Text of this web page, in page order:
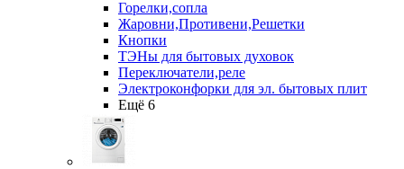
Горелки,сопла
Жаровни,Противени,Решетки
Кнопки
ТЭНы для бытовых духовок
Переключатели,реле
Электроконфорки для эл. бытовых плит
Ещё 6